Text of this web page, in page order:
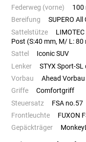
Federweg (vorne)
100
Bereifung
SUPERO
Sattelstütze
Post (S:40 mm, M/ L:
Sattel
Iconic SUV
Lenker
STYX Sport-
Vorbau
Ahead
Griffe
Comfortgriff
Steuersatz
FSA no.57
Frontleuchte
FUXON
Gepäckträger